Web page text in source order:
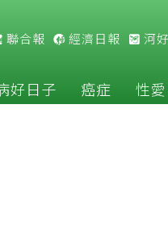
聯合報 經濟日報 河
好日子 癌症 性愛